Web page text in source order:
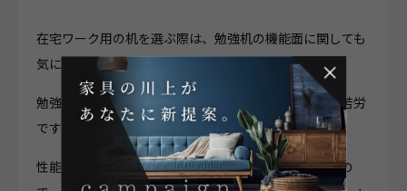
在宅ワーク用の机を選ぶ際は、勉強机の機能面に関しても
気になると思います。
勉強机にもさまざまな性能の製品があり、選ぶのは一苦労
です。
性能の高い勉強机を選ぶことで、仕事の効率も上がるの